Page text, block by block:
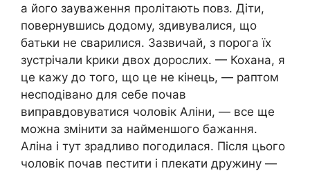
а його зауваження пролітають повз. Діти,
повернувшись додому, здивувалися, що
батьки не cвapилися. Зазвичай, з порога їх
зустрічали kpики двох дорослих. — Кохана, я
це кажу до того, що це не кінець, — раптом
несподівано для себе почав
виправдовуватися чоловік Аліни, — все ще
можна змінити за найменшого бажання.
Аліна і тут зрадливо погодилася. Після цього
чоловік почав пестити і плекати дружину —